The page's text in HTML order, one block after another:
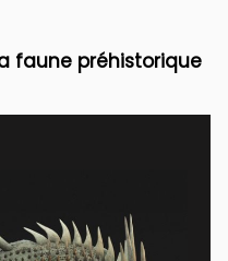
faune préhistorique